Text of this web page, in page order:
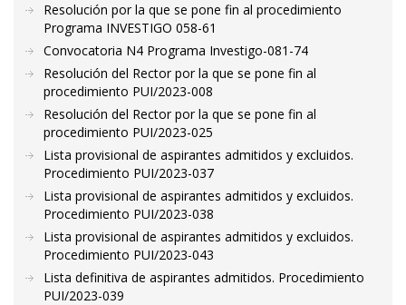
Resolución por la que se pone fin al procedimiento
Programa INVESTIGO 058-61
Convocatoria N4 Programa Investigo-081-74
Resolución del Rector por la que se pone fin al
procedimiento PUI/2023-008
Resolución del Rector por la que se pone fin al
procedimiento PUI/2023-025
Lista provisional de aspirantes admitidos y excluidos.
Procedimiento PUI/2023-037
Lista provisional de aspirantes admitidos y excluidos.
Procedimiento PUI/2023-038
Lista provisional de aspirantes admitidos y excluidos.
Procedimiento PUI/2023-043
Lista definitiva de aspirantes admitidos. Procedimiento
PUI/2023-039